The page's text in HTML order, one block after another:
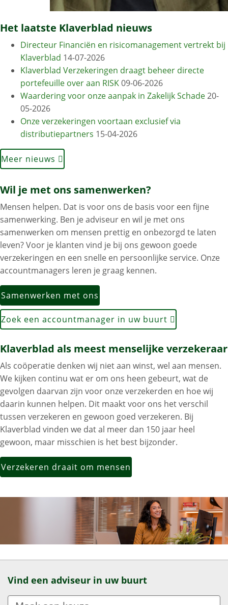
Het laatste Klaverblad nieuws
Directeur Financiën en risicomanagement vertrekt bij
Klaverblad 14-07-2026
Klaverblad Verzekeringen draagt beheer directe
portefeuille over aan RISK09-06-2026
Waardering voor onze aanpak in Zakelijk Schade20-
05-2026
Onze verzekeringen voortaan exclusief via
distributiepartners 15-04-2026
Meer nieuws
Wil je met ons samenwerken?
Mensen helpen. Dat is voor ons de basis voor een fijne
samenwerking. Ben je adviseur en wil je met ons
samenwerken om mensen prettig en onbezorgd te laten
leven? Voor je klanten vind je bij ons gewoon goede
verzekeringen en een snelle en persoonlijke service. Onze
accountmanagers leren je graag kennen.
Samenwerken met ons
Zoek een accountmanager in uw buurt
Klaverblad als meest menselijke verzekeraar
Als coöperatie denken wij niet aan winst, wel aan mensen.
We kijken continu wat er om ons heen gebeurt, wat de
gevolgen daarvan zijn voor onze verzekerden en hoe wij
daarin kunnen helpen. Dit maakt voor ons het verschil
tussen verzekeren en gewoon goed verzekeren. Bij
Klaverblad vinden we dat al meer dan 150 jaar heel
gewoon, maar misschien is het best bijzonder.
Verzekeren draait om mensen
Vind een adviseur in uw buurt